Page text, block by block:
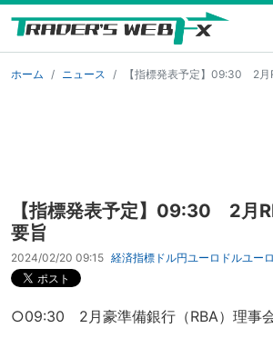
ホーム ニュース 【指標発表予定】09:30 2月
【指標発表予定】09:30 2月
要旨
2024/02/20 09:15 経済指標 ドル円ユーロドルユー
○09:30 2月豪準備銀行（RBA）理事